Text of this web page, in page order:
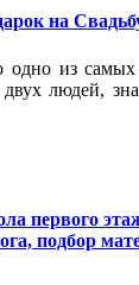
на
одно из
людей,
первого
подбор